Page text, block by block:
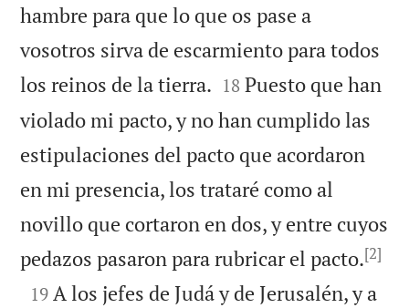
hambre para que lo que os pase a
vosotros sirva de escarmiento para todos
los reinos de la tierra. 

18 Puesto que han
violado mi pacto, y no han cumplido las
estipulaciones del pacto que acordaron
en mi presencia, los trataré como al
novillo que cortaron en dos, y entre cuyos
pedazos pasaron para rubricar el pacto.[2]

19 A los jefes de Judá y de Jerusalén, y a